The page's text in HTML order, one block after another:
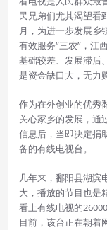
民兄弟们尤其渴望看
月，为进一步发展乡
有效服务“三农”，江
基础较差、发展滞后
是资金缺口大，无力
作为在外创业的优秀
关心家乡的发展，通
信息后，当即决定捐
备的有线电视台。
几年来，鄱阳县湖滨
大，播放的节目也是
看上有线电视的
目前，该台正在朝着